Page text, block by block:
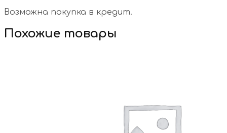
Возможна покупка в кредит.
Похожие товары